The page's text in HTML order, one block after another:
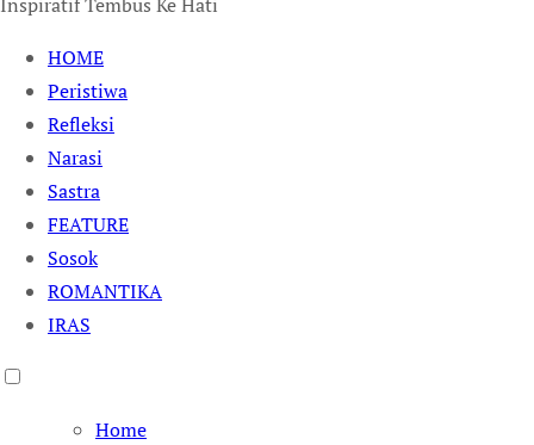
HOME
Peristiwa
Refleksi
Narasi
Sastra
FEATURE
Sosok
ROMANTIKA
IRAS
Home